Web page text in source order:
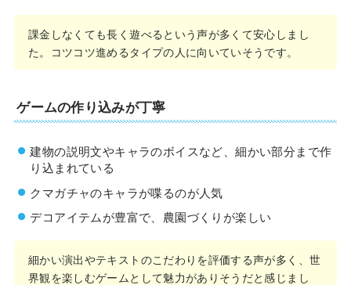
課金しなくても長く遊べるという声が多くて安心しまし
た。コツコツ進めるタイプの人に向いていそうです。
ゲームの作り込みが丁寧
建物の説明文やキャラのボイスなど、細かい部分まで作
り込まれている
クマガチャのキャラが喋るのが人気
デコアイテムが豊富で、農園づくりが楽しい
細かい演出やテキストのこだわりを評価する声が多く、世
界観を楽しむゲームとして魅力がありそうだと感じまし